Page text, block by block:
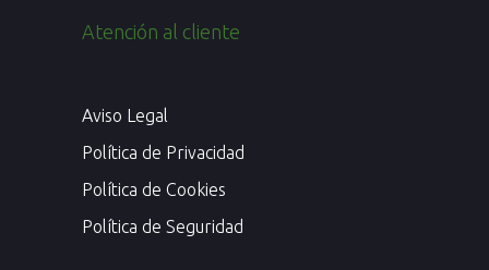
Atención al cliente
Aviso Legal
Política de Privacidad
Política de Cookies
Política de Seguridad